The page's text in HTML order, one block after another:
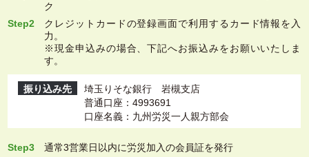
ク
Step2
クレジットカードの登録画面で利用するカード情報を入
力。
※現金申込みの場合、下記へお振込みをお願いいたしま
す。
振り込み先
埼玉りそな銀行 岩槻支店
普通口座：4993691
口座名義：九州労災一人親方部会
Step3 通常3営業日以内に労災加入の会員証を発行